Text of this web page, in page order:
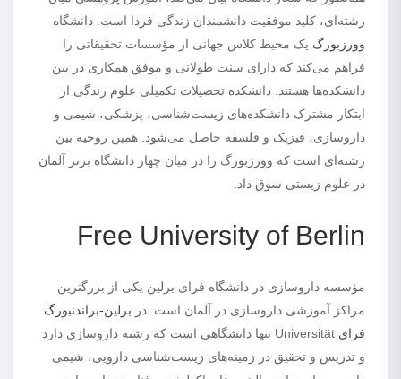
رشته‌ای، کلید موفقیت دانشمندان زندگی فردا است. دانشگاه
وورزبورگ یک محیط کلاس جهانی از مؤسسات تحقیقاتی را
فراهم می‌کند که دارای سنت طولانی و موفق همکاری در بین
دانشکده‌ها هستند. دانشکده تحصیلات تکمیلی علوم زندگی از
ابتکار مشترک دانشکده‌های زیست‌شناسی، پزشکی، شیمی و
داروسازی، فیزیک و فلسفه حاصل می‌شود. همین روحیه بین
رشته‌ای است که وورزبورگ را در میان چهار دانشگاه برتر آلمان
در علوم زیستی سوق داد.
Free University of Berlin
مؤسسه داروسازی در دانشگاه فرای برلین یکی از بزرگترین
مراکز آموزشی داروسازی در آلمان است. در برلین-براندنبورگ
فرای
Universität تنها دانشگاهی است که رشته داروسازی دارد
و تدریس و تحقیق در زمینه‌های زیست‌شناسی دارویی، شیمی